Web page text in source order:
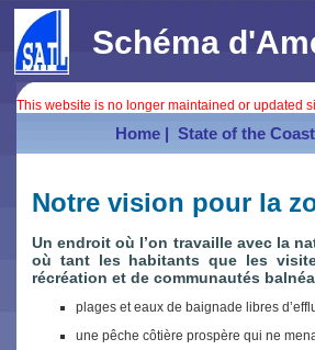
Schéma
This website is no longer maintained or updated
Home | State of the
Notre vision pour la
Un endroit où l’on travaille avec la
où tant les habitants que les
récréation et de communautés
plages et eaux de baignade libres
une pêche côtière prospère qui ne